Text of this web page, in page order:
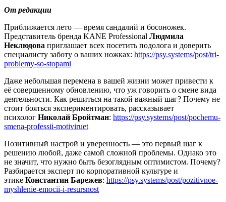
От редакции
Приближается лето — время сандалий и босоножек.
Представитель бренда KANE Professional Людмила
Неклюдова приглашает всех посетить подолога и доверить
специалисту заботу о ваших ножках: https://psy.systems/post/tri-
problemy-so-stopami
Даже небольшая перемена в вашей жизни может привести к
её совершенному обновлению, что уж говорить о смене вида
деятельности. Как решиться на такой важный шаг? Почему не
стоит бояться экспериментировать, рассказывает
психолог Николай Бройтман: https://psy.systems/post/pochemu-
smena-professii-motiviruet
Позитивный настрой и уверенность — это первый шаг к
решению любой, даже самой сложной проблемы. Однако это
не значит, что нужно быть безоглядным оптимистом. Почему?
Разбирается эксперт по корпоративной культуре и
этике Константин Барежев: https://psy.systems/post/pozitivnoe-
myshlenie-emocii-i-resursnost